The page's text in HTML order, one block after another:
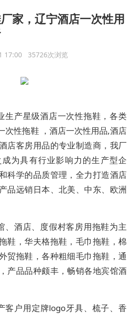
家，辽宁酒店一次性用
17:00 35726次浏览
生产星级酒店一次性拖鞋，各类
次性拖鞋 ，酒店一次性用品,酒店
店客房用品的专业制造商，我厂
为具有行业影响力的生产型企
科学的品质管理，全力打造酒店
品远销日本、北美、中东、欧洲
、酒店、度假村客房用拖鞋为主
鞋，华夫格拖鞋，毛巾拖鞋，棉
贸拖鞋，各种粗细毛巾拖鞋，通
产品品种颇丰，畅销各地宾馆酒
客户用定牌logo牙具、梳子、香